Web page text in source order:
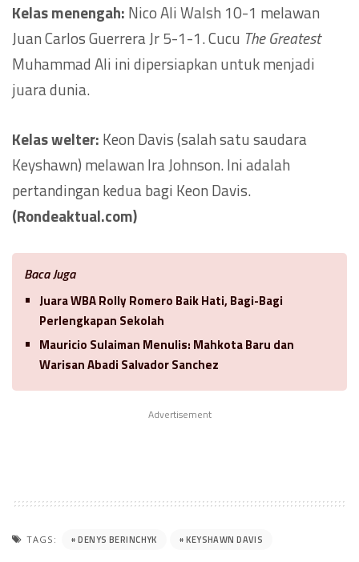
Kelas menengah: Nico Ali Walsh 10-1 melawan
Juan Carlos Guerrera Jr 5-1-1. Cucu The Greatest
Muhammad Ali ini dipersiapkan untuk menjadi
juara dunia.
Kelas welter: Keon Davis (salah satu saudara
Keyshawn) melawan Ira Johnson. Ini adalah
pertandingan kedua bagi Keon Davis.
(Rondeaktual.com)
Baca Juga
Juara WBA Rolly Romero Baik Hati, Bagi-Bagi
Perlengkapan Sekolah
Mauricio Sulaiman Menulis: Mahkota Baru dan
Warisan Abadi Salvador Sanchez
Advertisement
TAGS: DENYS BERINCHYK KEYSHAWN DAVIS